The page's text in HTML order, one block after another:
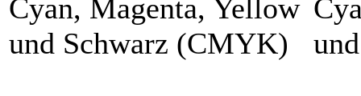
Cyan, Magenta, Yellow
und Schwarz (CMYK)